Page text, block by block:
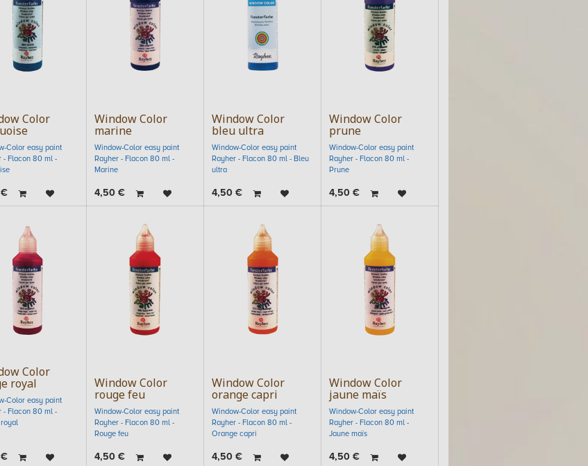
Color
Color easy paint
- Flacon 80 ml -
Window Color
marine
Window-Color easy paint
Rayher - Flacon 80 ml -
Marine
4,50€
Window Color
bleu ultra
Window-Color easy paint
Rayher - Flacon 80 ml - Bleu
ultra
4,50€
Window Color
prune
Window-Color easy paint
Rayher - Flacon 80 ml -
Prune
4,50€
Color
royal
Color easy paint
- Flacon 80 ml -
Window Color
rouge feu
Window-Color easy paint
Rayher - Flacon 80 ml -
Rouge feu
4,50€
Window Color
orange capri
Window-Color easy paint
Rayher - Flacon 80 ml -
Orange capri
4,50€
Window Color
jaune maïs
Window-Color easy paint
Rayher - Flacon 80 ml -
Jaune maïs
4,50€